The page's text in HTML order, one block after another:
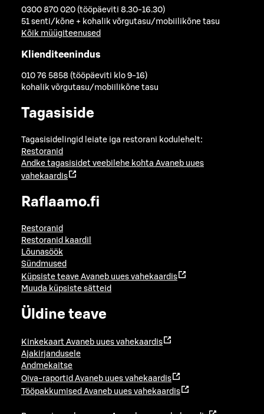
0300 870 020 (tööpäeviti 8.30-16.30)
51 senti/kõne + kohalik võrgutasu/mobiilikõne tasu
Kõik müügiteenused
Klienditeenindus
010 76 5858 (tööpäeviti klo 9-16)
kohalik võrgutasu/mobiilikõne tasu
Tagasiside
Tagasisidelingid leiate iga restorani kodulehelt:
Restoranid
Andke tagasisidet veebilehe kohta Avaneb uues
vahekaardis
Raflaamo.fi
Restoranid
Restoranid kaardil
Lõunasöök
Sündmused
Küpsiste teave Avaneb uues vahekaardis
Muuda küpsiste sätteid
Üldine teave
Kinkekaart Avaneb uues vahekaardis
Ajakirjandusele
Andmekaitse
Oiva-raportid Avaneb uues vahekaardis
Tööpakkumised Avaneb uues vahekaardis